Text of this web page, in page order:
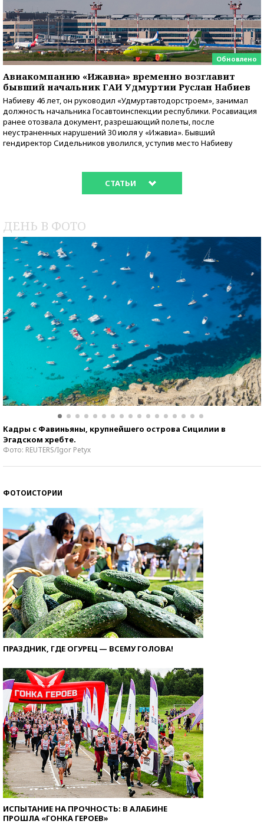
Обновлено
Авиакомпанию «Ижавиа» временно возглавит
бывший начальник ГАИ Удмуртии Руслан Набиев
Набиеву 46 лет, он руководил «Удмуртавтодорстроем», занимал
должность начальника Госавтоинспекции республики. Росавиация
ранее отозвала документ, разрешающий полеты, после
неустраненных нарушений 30 июля у «Ижавиа». Бывший
гендиректор Сидельников уволился, уступив место Набиеву
СТАТЬИ
ДЕНЬ В ФОТО
Кадры с Фавиньяны, крупнейшего острова Сицилии в
Эгадском хребте.
Фото: REUTERS/Igor Petyx
ФОТОИСТОРИИ
ПРАЗДНИК, ГДЕ ОГУРЕЦ — ВСЕМУ ГОЛОВА!
ИСПЫТАНИЕ НА ПРОЧНОСТЬ: В АЛАБИНЕ
ПРОШЛА «ГОНКА ГЕРОЕВ»